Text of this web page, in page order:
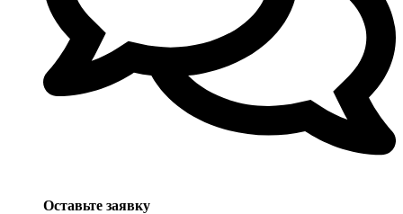
Оставьте заявку